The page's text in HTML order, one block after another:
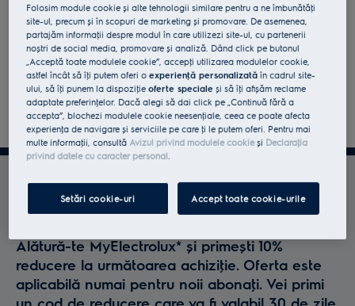
Profită la maxim de
Electrolux
Alătură-te MyElectrolux* și primești 10%
reducere la următoarea achiziţie. Oferta este
aplicabilă numai pentru noii abonaţi. Vei primi
Folosim module cookie și alte tehnologii similare pentru a ne îmbunătăţi
site-ul, precum și în scopuri de marketing și promovare. De asemenea,
partajăm informaţii despre modul în care utilizezi site-ul, cu partenerii
noștri de social media, promovare și analiză. Dând click pe butonul
„Acceptă toate modulele cookie”, accepţi utilizarea modulelor cookie,
astfel încât să îţi putem oferi oexperienţă personalizată în cadrul site-
ului, să îţi punem la dispoziţieoferte speciale și să îţi afișăm reclame
adaptate preferinţelor. Dacă alegi să dai click pe „Continuă fără a
accepta”, blochezi modulele cookie neesenţiale, ceea ce poate afecta
experienţa de navigare și serviciile pe care ţi le putem oferi. Pentru mai
multe informaţii, consultă Avizul privind modulele cookieși Declaraţia
privind datele cu caracter personal.
Setări cookie-uri Accept toate cookie-urile